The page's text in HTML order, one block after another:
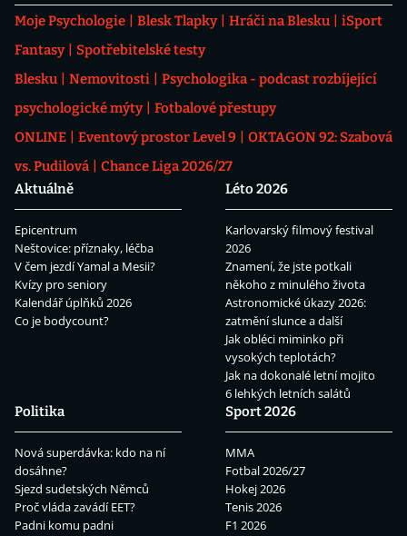
Moje Psychologie Blesk Tlapky Hráči na Blesku
iSport
Fantasy
Spotřebitelské testy
Blesku
Nemovitosti
Psychologika - podcast rozbíjející
psychologické mýty
Fotbalové přestupy
ONLINE
Eventový prostor Level 9
OKTAGON 92: Szabová
vs. Pudilová
Chance Liga 2026/27
Aktuálně
Epicentrum
Neštovice: příznaky, léčba
V čem jezdí Yamal a Mesii?
Kvízy pro seniory
Kalendář úplňků 2026
Co je bodycount?
Léto 2026
Karlovarský filmový festival
2026
Znamení, že jste potkali
někoho z minulého života
Astronomické úkazy 2026:
zatmění slunce a další
Jak obléci miminko při
vysokých teplotách?
Jak na dokonalé letní mojito
6 lehkých letních salátů
Politika
Nová superdávka: kdo na ní
dosáhne?
Sjezd sudetských Němců
Proč vláda zavádí EET?
Padni komu padni
Sport 2026
MMA
Fotbal 2026/27
Hokej 2026
Tenis 2026
F1 2026